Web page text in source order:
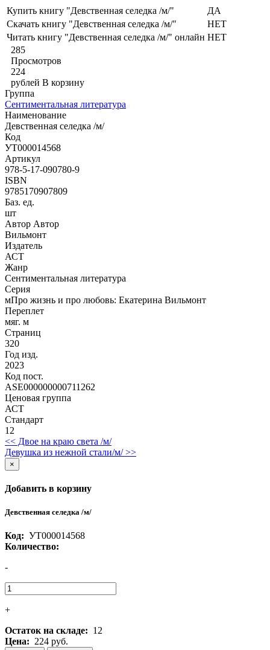
Купить книгу "Девственная селедка /м/"
ДА
Скачать книгу "Девственная селедка /м/"
НЕТ
Читать книгу "Девственная селедка /м/" онлайн НЕТ
285
Просмотров
224
рублей В корзину
Группа
Сентиментальная литература
Наименование
Девственная селедка /м/
Код
УТ000014568
Артикул
978-5-17-090780-9
ISBN
9785170907809
Баз. ед.
шт
Автор Автор
Вильмонт
Издатель
АСТ
Жанр
Сентиментальная литература
Серия
мПро жизнь и про любовь: Екатерина Вильмонт
Переплет
мяг. м
Страниц
320
Год изд.
2023
Код пост.
ASE000000000711262
Ценовая группа
АСТ
Стандарт
12
<< Двое на краю света /м/
Девушка из нежной стали/м/ >>
×
Добавить в корзину
Девственная селедка /м/
Код: УТ000014568
Количество:
-
+
Остаток на складе: 12
Цена: 224 руб.